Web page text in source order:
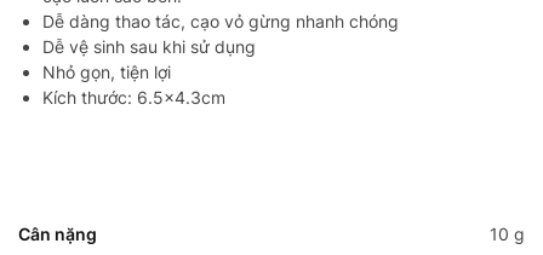
Dễ dàng thao tác, cạo vỏ gừng nhanh chóng
Dễ vệ sinh sau khi sử dụng
Nhỏ gọn, tiện lợi
Kích thước: 6.5×4.3cm
Cân nặng 10 g